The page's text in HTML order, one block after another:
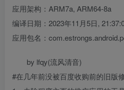
应用架构：ARM7a, ARM64-8a
编译日期：2023年11月5日,
应用包名：
by lfqy(流风清音)
#在几年前没被百度收购前的旧版